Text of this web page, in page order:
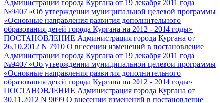
Администрации города Кургана от 19 декабря 2011 года
№9407 «Об утверждении муниципальной целевой программы
«Основные направления развития дополнительного
образования детей города Кургана на 2012 - 2014 годы»
ПОСТАНОВЛЕНИЕ Администрация города Кургана от
26.10.2012 N 7910 О внесении изменений в постановление
Администрации города Кургана от 19 декабря 2011 года
№9407 «Об утверждении муниципальной целевой программы
«Основные направления развития дополнительного
образования детей города Кургана на 2012 - 2014 годы»
ПОСТАНОВЛЕНИЕ Администрация города Кургана от
30.11.2012 N 9099 О внесении изменений в постановление